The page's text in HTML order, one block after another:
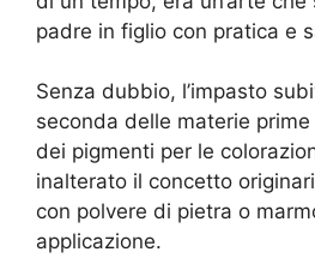
padre in figlio con pratica e
Senza dubbio, l’impasto
seconda delle materie
dei pigmenti per le
inalterato il concetto
con polvere di pietra o
applicazione.